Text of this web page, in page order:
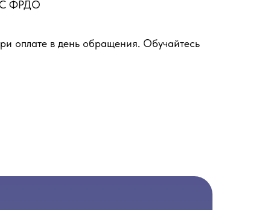
ФРДО
оплате в день обращения. Обучайтесь